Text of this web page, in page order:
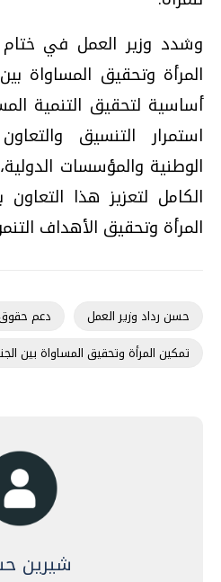
وشدد وزير العمل في
المرأة وتحقيق المساواة
أساسية لتحقيق التنمية
استمرار التنسيق
الوطنية والمؤسسات
الكامل لتعزيز هذا
المرأة وتحقيق الأهداف
حسن رداد وزير العمل
دعم
تمكين المرأة وتحقيق المساواة بين
شيرين